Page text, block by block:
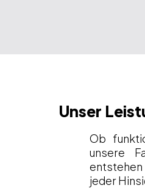
Unser
Ob
unsere
jeder